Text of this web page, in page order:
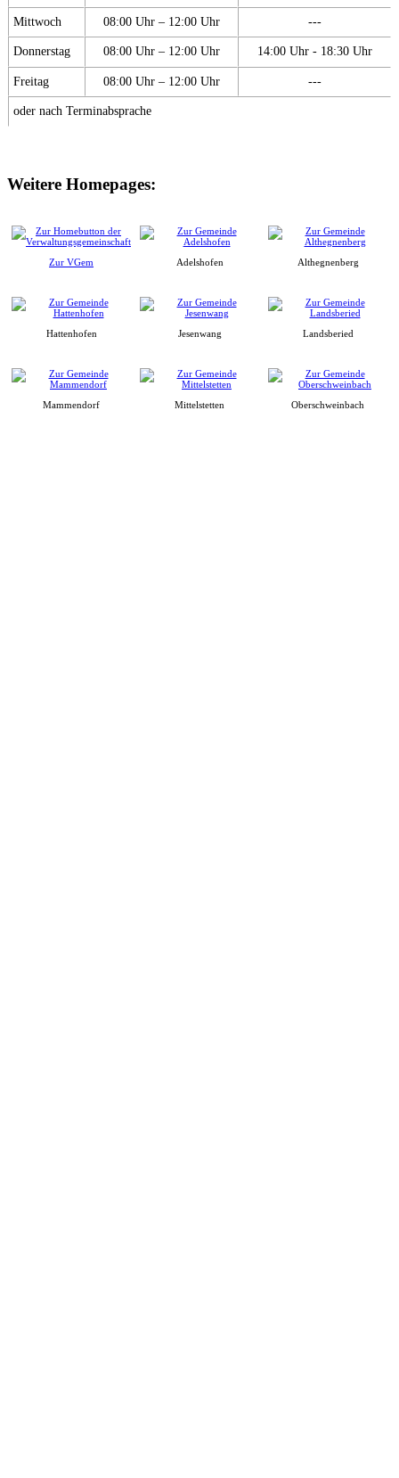
Mittwoch 08:00 Uhr – 12:00 Uhr ---
Donnerstag 08:00 Uhr – 12:00 Uhr 14:00 Uhr - 18:30 Uhr
Freitag 08:00 Uhr – 12:00 Uhr ---
oder nach Terminabsprache
Weitere Homepages:
Zur VGem Adelshofen Althegnenberg
Hattenhofen Jesenwang Landsberied
Mammendorf Mittelstetten Oberschweinbach